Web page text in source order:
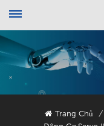
Trang Chủ /